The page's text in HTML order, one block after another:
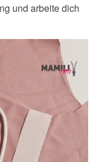
und arbeite dich